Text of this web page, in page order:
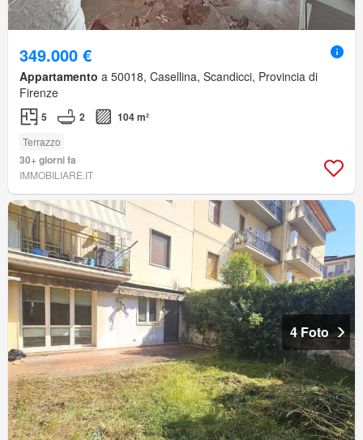
349.000 €
Appartamento a 50018, Casellina, Scandicci, Provincia di
Firenze
5 2 104 m²
Terrazzo
30+ giorni fa
IMMOBILIARE.IT
4 Foto